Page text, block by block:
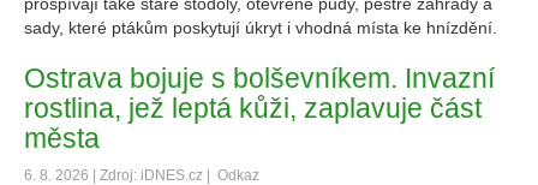
sady, které ptákům poskytují úkryt i vhodná místa ke hnízdění.
Ostrava bojuje s bolševníkem. Invazní
rostlina, jež leptá kůži, zaplavuje část
města
6. 8. 2026 | Zdroj: iDNES.cz | Odkaz